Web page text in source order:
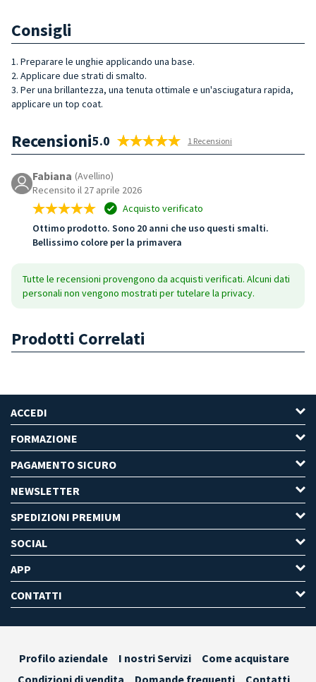
Consigli
1. Preparare le unghie applicando una base.
2. Applicare due strati di smalto.
3. Per una brillantezza, una tenuta ottimale e un'asciugatura rapida,
applicare un top coat.
Recensioni5.0 1 Recensioni
Fabiana (Avellino)
Recensito il 27 aprile 2026
Acquisto verificato
Ottimo prodotto. Sono 20 anni che uso questi smalti.
Bellissimo colore per la primavera
Tutte le recensioni provengono da acquisti verificati. Alcuni dati
personali non vengono mostrati per tutelare la privacy.
Prodotti Correlati
ACCEDI
FORMAZIONE
PAGAMENTO SICURO
NEWSLETTER
SPEDIZIONI PREMIUM
SOCIAL
APP
CONTATTI
Profilo aziendale I nostri Servizi
Come acquistare
Condizioni di vendita
Domande frequenti Contatti